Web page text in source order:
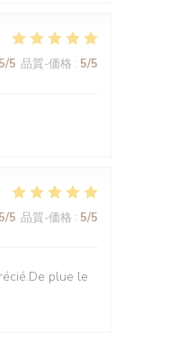
5/5 品質-価格 : 5/5
5/5 品質-価格 : 5/5
plue le